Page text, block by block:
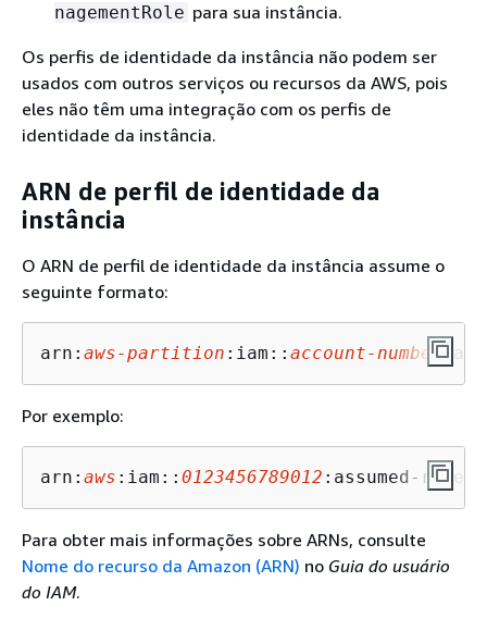
nagementRole para sua instância.
Os perfis de identidade da instância não podem ser
usados com outros serviços ou recursos da AWS, pois
eles não têm uma integração com os perfis de
identidade da instância.
ARN de perfil de identidade da
instância
O ARN de perfil de identidade da instância assume o
seguinte formato:
arn: aws-partition :iam:: account-number
Por exemplo:
arn: aws :iam:: 0123456789012 :assumed-role/
Para obter mais informações sobre ARNs, consulte
Nome do recurso da Amazon (ARN) no Guia do usuário
do IAM.